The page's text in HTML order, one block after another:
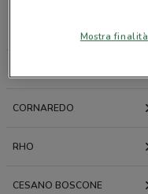
CORNAREDO
RHO
CESANO BOSCONE
Mostra finalità